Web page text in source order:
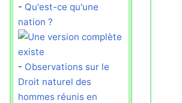
- Qu'est-ce qu'une
nation ?
- Observations sur le
Droit naturel des
hommes réunis en